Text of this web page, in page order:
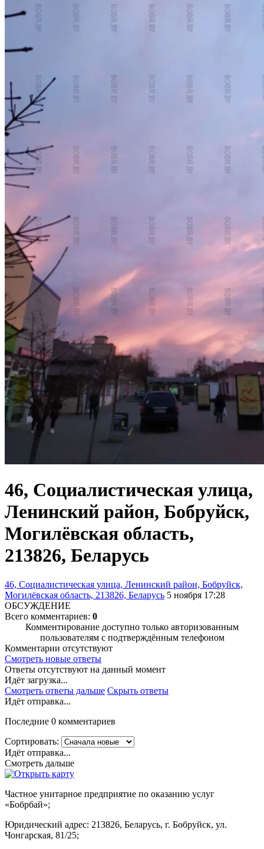
46, Социалистическая улица,
Ленинский район, Бобруйск,
Могилёвская область,
213826, Беларусь
46, Социалистическая улица, Ленинский район, Бобруйск,
Могилёвская область, 213826, Беларусь 5 ноября 17:28
ОБСУЖДЕНИЕ
Всего комментариев: 0
Комментирование доступно только авторизованным
пользователям с подтверждённым телефоном
Комментарии отсутствуют
Смотреть новые ответы
Ответы отсутствуют на данный момент
Идёт загрузка...
Смотреть ответы дальше Скрыть ответы
Идёт отправка...
Последние 0 комментариев
Сортировать:
Идёт отправка...
Смотреть дальше
Частное унитарное предприятие по оказанию услуг
«Бобрбай»;
Юридический адрес: 213826, Беларусь, г. Бобруйск, ул.
Чонгарская, 81/25;